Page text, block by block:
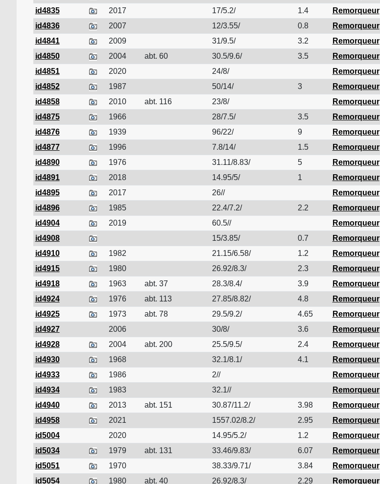
id4835
2017 17/5.2/ 1.4
Remorqueur
id4836
2007 12/3.55/ 0.8
Remorqueur
id4841
2009 31/9.5/ 3.2
Remorqueur
id4850
2004 abt. 60 30.5/9.6/ 3.5
Remorqueur
id4851
2020 24/8/
Remorqueur
id4852
1987 50/14/ 3
Remorqueur
id4858
2010 abt. 116 23/8/
Remorqueur
id4875
1966 28/7.5/ 3.5
Remorqueur
id4876
1939 96/22/ 9
Remorqueur
id4877
1996 7.8/14/ 1.5
Remorqueur
id4890
1976 31.11/8.83/ 5
Remorqueur
id4891
2018 14.95/5/ 1
Remorqueur
id4895
2017 26//
Remorqueur
id4896
1985 22.4/7.2/ 2.2
Remorqueur
id4904
2019 60.5//
Remorqueur
id4908
15/3.85/ 0.7
Remorqueur
id4910
1982 21.15/6.58/ 1.2
Remorqueur
id4915
1980 26.92/8.3/ 2.3
Remorqueur
id4918
1963 abt. 37 28.3/8.4/ 3.9
Remorqueur
id4924
1976 abt. 113 27.85/8.82/ 4.8
Remorqueur
id4925
1973 abt. 78 29.5/9.2/ 4.65
Remorqueur
id4927
2006 30/8/ 3.6
Remorqueur
id4928
2004 abt. 200 25.5/9.5/ 2.4
Remorqueur
id4930
1968 32.1/8.1/ 4.1
Remorqueur
id4933
1986 2//
Remorqueur
id4934
1983 32.1//
Remorqueur
id4940
2013 abt. 151 30.87/11.2/ 3.98
Remorqueur
id4958
2021 1557.02/8.2/ 2.95
Remorqueur
id5004
2020 14.95/5.2/ 1.2
Remorqueur
id5034
1979 abt. 131 33.46/9.83/ 6.07
Remorqueur
id5051
1970 38.33/9.71/ 3.84
Remorqueur
id5054
1980 abt. 40 26.92/8.3/ 2.29 Remorqueur